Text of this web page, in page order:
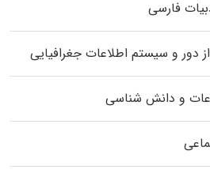
فارسی
و سیستم اطلاعات جغرافیایی
و دانش شناسی